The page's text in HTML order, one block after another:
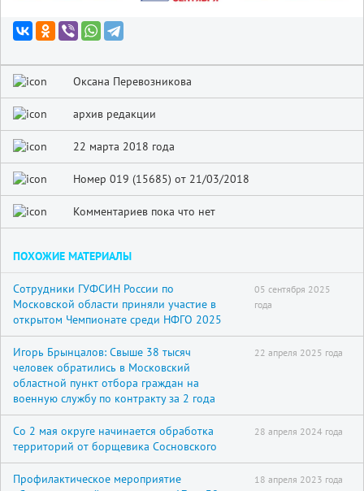
Оксана Перевозникова
архив редакции
22 марта 2018 года
Номер 019 (15685) от 21/03/2018
Комментариев пока что нет
ПОХОЖИЕ МАТЕРИАЛЫ
Сотрудники ГУФСИН России по
Московской области приняли участие в
открытом Чемпионате среди НФГО 2025
05 сентября 2025
года
Игорь Брынцалов: Свыше 38 тысяч
человек обратились в Московский
областной пункт отбора граждан на
военную службу по контракту за 2 года
22 апреля 2025 года
Со 2 мая округе начинается обработка
территорий от борщевика Сосновского
28 апреля 2024 года
Профилактическое мероприятие
18 апреля 2023 года